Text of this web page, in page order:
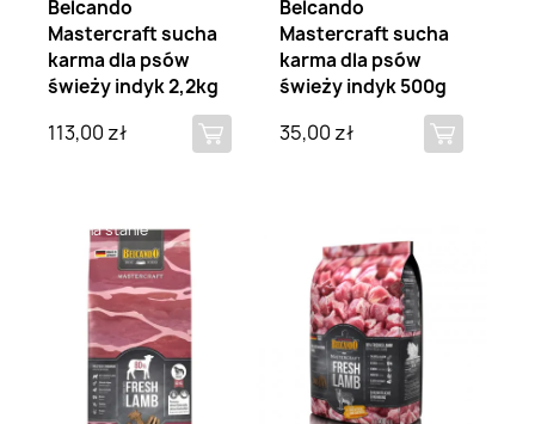
Belcando
Mastercraft sucha
karma dla psów
świeży indyk 2,2kg
113,00 zł
Belcando
Mastercraft sucha
karma dla psów
świeży indyk 500g
35,00 zł
Brak na stanie